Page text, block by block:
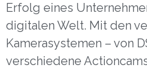
Erfolg eines
digitalen Welt. Mit den
Kamerasystemen – von
verschiedene